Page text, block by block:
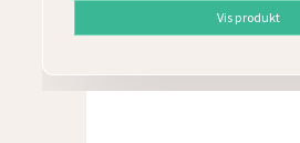
Vis produkt